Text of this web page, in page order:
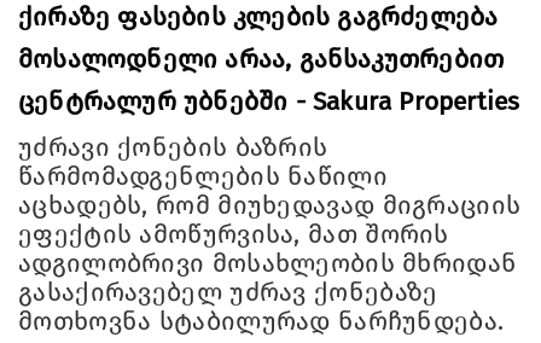
ქირაზე ფასების კლების გაგრძელება
მოსალოდნელი არაა, განსაკუთრებით
ცენტრალურ უბნებში - Sakura Properties
უძრავი ქონების ბაზრის
წარმომადგენლების ნაწილი
აცხადებს, რომ მიუხედავად მიგრაციის
ეფექტის ამოწურვისა, მათ შორის
ადგილობრივი მოსახლეობის მხრიდან
გასაქირავებელ უძრავ ქონებაზე
მოთხოვნა სტაბილურად ნარჩუნდება.